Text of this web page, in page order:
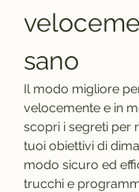
sano
Il modo migliore
velocemente e in
scopri i segreti per
tuoi obiettivi di
modo sicuro ed
trucchi e